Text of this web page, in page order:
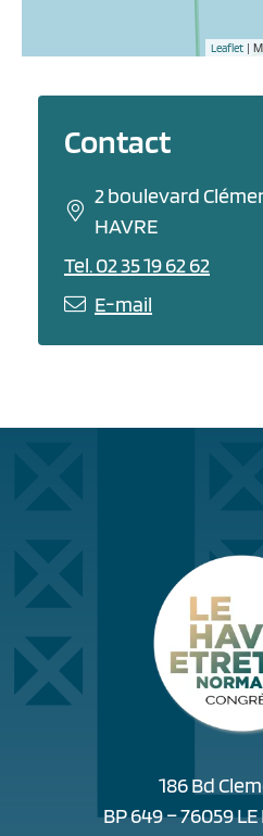
Leaflet |
Contact
2 boulevard
HAVRE
Tel. 02 35 19 62 62
E-mail
186 Bd
BP 649 – 76059 LE